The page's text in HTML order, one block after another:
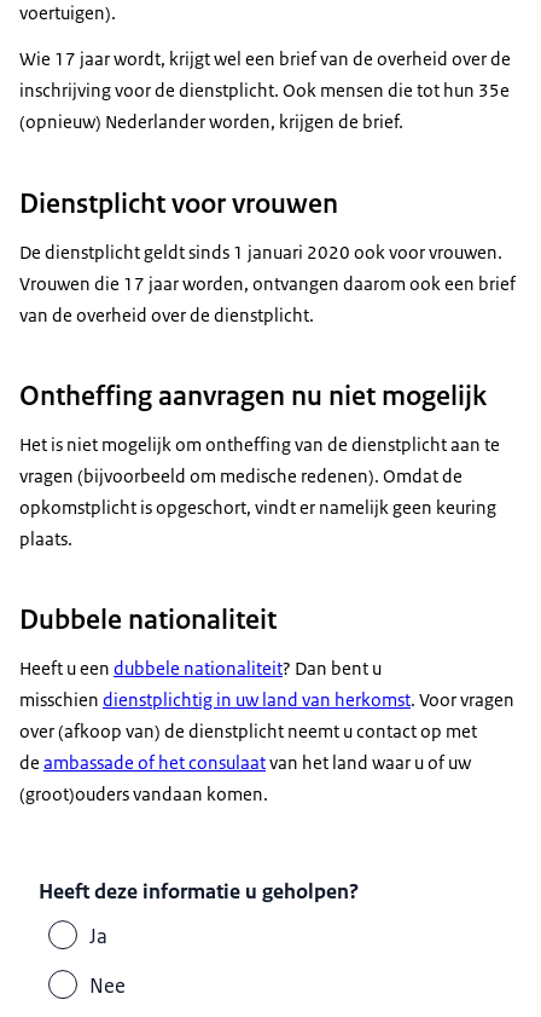
voertuigen).
Wie 17 jaar wordt, krijgt wel een brief van de overheid over de
inschrijving voor de dienstplicht. Ook mensen die tot hun 35e
(opnieuw) Nederlander worden, krijgen de brief.
Dienstplicht voor vrouwen
De dienstplicht geldt sinds 1 januari 2020 ook voor vrouwen.
Vrouwen die 17 jaar worden, ontvangen daarom ook een brief
van de overheid over de dienstplicht.
Ontheffing aanvragen nu niet mogelijk
Het is niet mogelijk om ontheffing van de dienstplicht aan te
vragen (bijvoorbeeld om medische redenen). Omdat de
opkomstplicht is opgeschort, vindt er namelijk geen keuring
plaats.
Dubbele nationaliteit
Heeft u een dubbele nationaliteit? Dan bent u
misschien dienstplichtig in uw land van herkomst. Voor vragen
over (afkoop van) de dienstplicht neemt u contact op met
de ambassade of het consulaatvan het land waar u of uw
(groot)ouders vandaan komen.
Heeft deze informatie u geholpen?
Ja
Nee